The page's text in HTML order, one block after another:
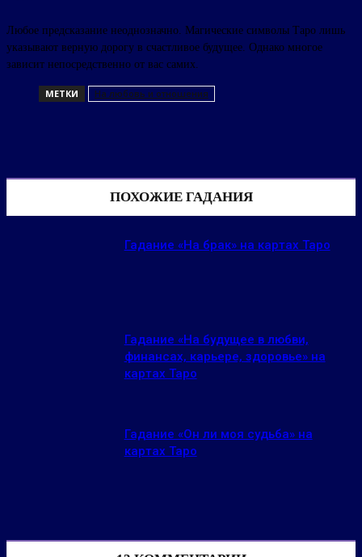
Любое предсказание неоднозначно. Магические символы Таро лишь
указывают верную дорогу в счастливое будущее. Однако многое
зависит непосредственно от вас самих.
МЕТКИ На любовь и отношения
ПОХОЖИЕ ГАДАНИЯ
Гадание «На брак» на картах Таро
Гадание «На будущее в любви,
финансах, карьере, здоровье» на
картах Таро
Гадание «Он ли моя судьба» на
картах Таро